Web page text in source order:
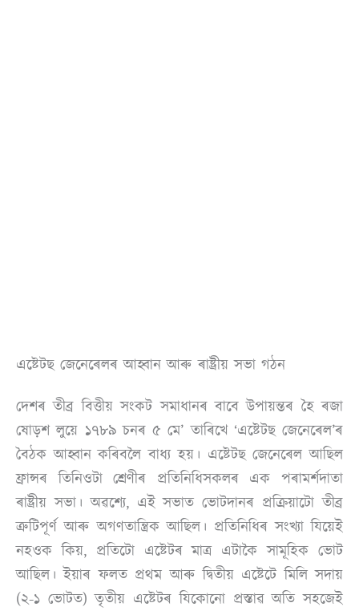
এষ্টেটছ জেনেৰেলৰ আহ্বান আৰু ৰাষ্ট্ৰীয় সভা গঠন
দেশৰ তীব্ৰ বিত্তীয় সংকট সমাধানৰ বাবে উপায়ন্তৰ হৈ ৰজা
ষোড়শ লুয়ে ১৭৮৯ চনৰ ৫ মে’ তাৰিখে ‘এষ্টেটছ জেনেৰেল’ৰ
বৈঠক আহ্বান কৰিবলৈ বাধ্য হয়। এষ্টেটছ জেনেৰেল আছিল
ফ্ৰান্সৰ তিনিওটা শ্ৰেণীৰ প্ৰতিনিধিসকলৰ এক পৰামৰ্শদাতা
ৰাষ্ট্ৰীয় সভা। অৱশ্যে, এই সভাত ভোটদানৰ প্ৰক্ৰিয়াটো তীব্ৰ
ত্ৰুটিপূৰ্ণ আৰু অগণতান্ত্ৰিক আছিল। প্ৰতিনিধিৰ সংখ্যা যিয়েই
নহওক কিয়, প্ৰতিটো এষ্টেটৰ মাত্ৰ এটাকৈ সামূহিক ভোট
আছিল। ইয়াৰ ফলত প্ৰথম আৰু দ্বিতীয় এষ্টেটে মিলি সদায়
(২-১ ভোটত) তৃতীয় এষ্টেটৰ যিকোনো প্ৰস্তাৱ অতি সহজেই